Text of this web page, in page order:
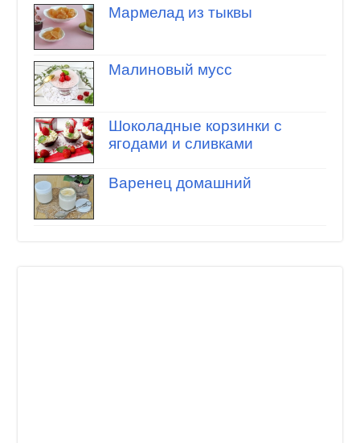
Мармелад из тыквы
Малиновый мусс
Шоколадные корзинки с
ягодами и сливками
Варенец домашний